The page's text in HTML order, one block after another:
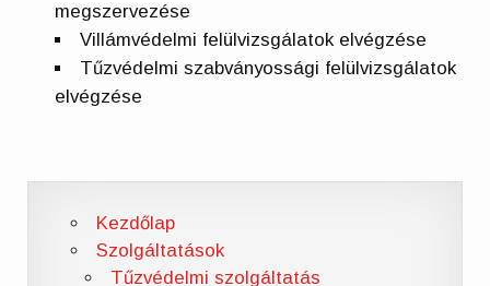
megszervezése
Villámvédelmi felülvizsgálatok elvégzése
Tűzvédelmi szabványossági felülvizsgálatok
elvégzése
Kezdőlap
Szolgáltatások
Tűzvédelmi szolgáltatás